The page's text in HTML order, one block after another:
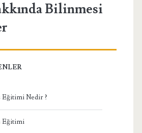
Bilinmesi
Eğitimi Nedir ?
Eğitimi